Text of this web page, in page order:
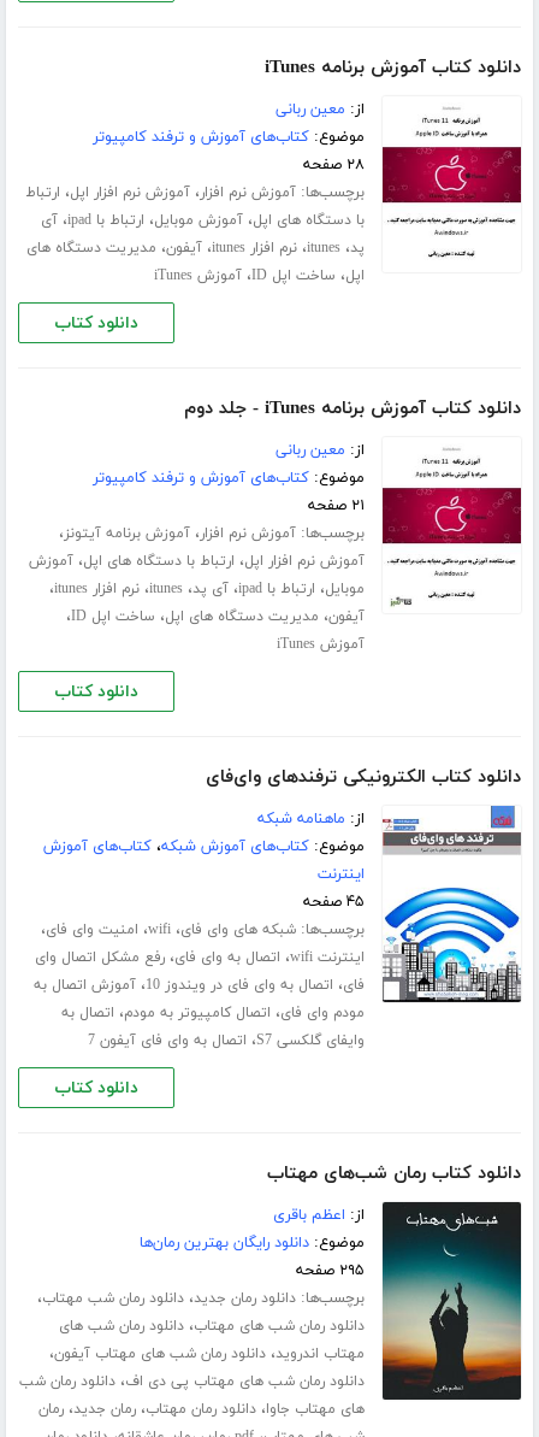
دانلود کتاب آموزش برنامه iTunes
از: معین ربانی
موضوع:کتاب‌های آموزش و ترفند کامپیوتر
۲۸ صفحه
برچسب‌ها:آموزش نرم افزار،آموزش نرم افزار اپل، ارتباط
با دستگاه های اپل،آموزش موبایل، ارتباط با ipad ،آی
پد،itunes،نرم افزار itunes ،آیفون، مدیریت دستگاه های
اپل، ساخت اپل ID ،آموزش iTunes
دانلود کتاب
دانلود کتاب آموزش برنامه iTunes - جلد دوم
از: معین ربانی
موضوع:کتاب‌های آموزش و ترفند کامپیوتر
۲۱ صفحه
برچسب‌ها:آموزش نرم افزار،آموزش برنامه آیتونز،
آموزش نرم افزار اپل، ارتباط با دستگاه های اپل،آموزش
موبایل، ارتباط با ipad ،آی پد،itunes،نرم افزار itunes ،
آیفون، مدیریت دستگاه های اپل، ساخت اپل ID ،
آموزش iTunes
دانلود کتاب
دانلود کتاب الکترونیکی ترفندهای وای‌فای
از: ماهنامه شبکه
موضوع:کتاب‌های آموزش شبکه،کتاب‌های آموزش
اینترنت
۴۵ صفحه
برچسب‌ها:شبکه های وای فای،wifi، امنیت وای فای،
اینترنت wifi ، اتصال به وای فای،رفع مشکل اتصال وای
فای، اتصال به وای فای در ویندوز 10 ،آموزش اتصال به
مودم وای فای، اتصال کامپیوتر به مودم، اتصال به
وای‎فای گلکسی S7
، اتصال به وای فای آیفون 7
دانلود کتاب
دانلود کتاب رمان شب‌های مهتاب
از: اعظم باقری
موضوع:دانلود رایگان بهترین رمان‌ها
۲۹۵ صفحه
برچسب‌ها:دانلود رمان جدید،دانلود رمان شب مهتاب،
دانلود رمان شب های مهتاب،دانلود رمان شب های
مهتاب اندروید،دانلود رمان شب های مهتاب آیفون،
دانلود رمان شب های مهتاب پی دی اف،دانلود رمان شب
های مهتاب جاوا،دانلود رمان مهتاب،رمان جدید،رمان